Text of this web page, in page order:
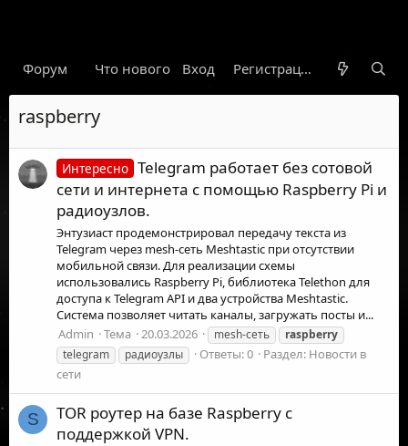
Форум Что нового Гарант Новости
Вход Регистрация
raspberry
Интересно Telegram работает без сотовой
сети и интернета с помощью Raspberry Pi и
радиоузлов.
Энтузиаст продемонстрировал передачу текста из
Telegram через mesh-сеть Meshtastic при отсутствии
мобильной связи. Для реализации схемы
использовались Raspberry Pi, библиотека Telethon для
доступа к Telegram API и два устройства Meshtastic.
Система позволяет читать каналы, загружать посты и...
Admin
Тема 20.03.2026 mesh-сеть
raspberry
telegram
радиоузлы Ответы: 0 Раздел: Новости в
сети
S
TOR роутер на базе Raspberry с
поддержкой VPN.